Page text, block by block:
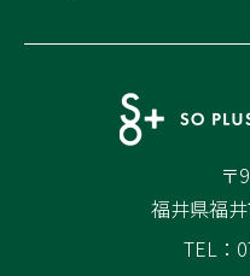
〒
福井県福
TEL：